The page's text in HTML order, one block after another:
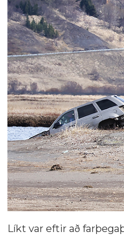
Líkt var eftir að